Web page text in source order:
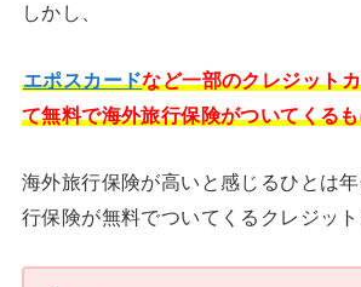
しかし、
エポスカードなど一部のクレジット
て無料で海外旅行保険がついてくるも
海外旅行保険が高いと感じるひとは
行保険が無料でついてくるクレジッ